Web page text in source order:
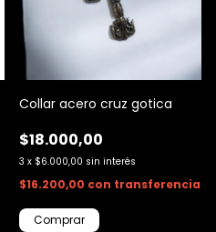
Collar acero cruz gotica
$18.000,00
3 x $6.000,00 sin interés
$16.200,00 con transferencia